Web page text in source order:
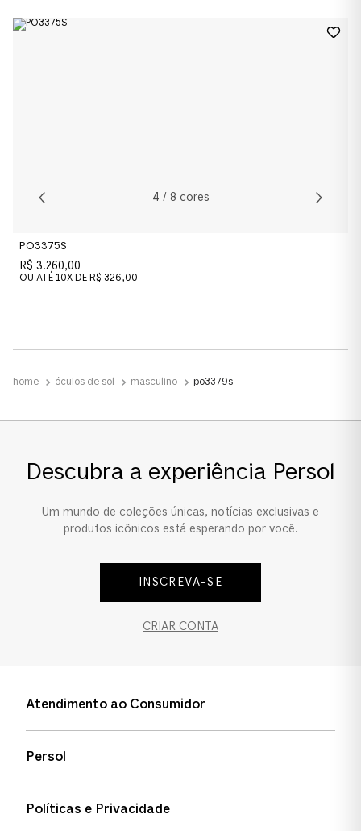
Cor da Armação
Cristal
Acetato
Estreito
4 / 8 cores
PO3375S
R$ 3.260,00
OU ATÉ 10X DE R$ 326,00
óculos de sol masculino po3379s
Descubra a experiência Persol
Um mundo de coleções únicas, notícias exclusivas e
produtos icônicos está esperando por você.
INSCREVA-SE
CRIAR CONTA
Atendimento ao Consumidor
Status de pedidos
Persol
Políticas e Privacidade